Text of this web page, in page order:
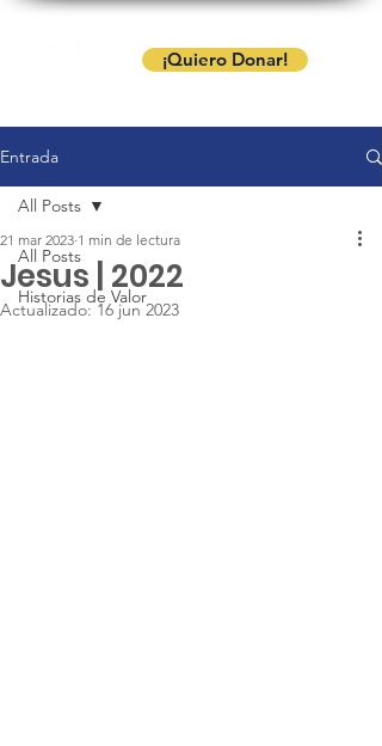
¡Quiero Donar!
Entrada
All Posts
Historias de Valor
All Posts
Jesus | 2022
21 mar 2023 1 min de lectura
Actualizado:16 jun 2023